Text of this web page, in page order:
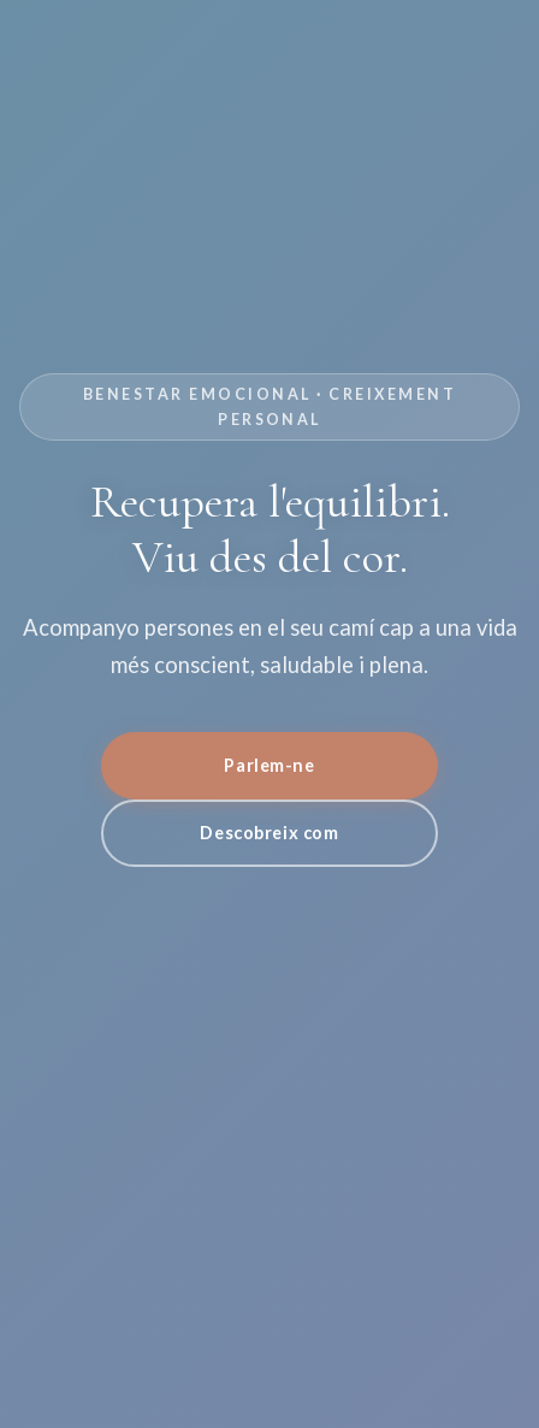
BENESTAR EMOCIONAL · CREIXEMENT
PERSONAL
Recupera l'equilibri.
Viu des del cor.
Acompanyo persones en el seu camí cap a una vida
més conscient, saludable i plena.
Parlem-ne
Descobreix com